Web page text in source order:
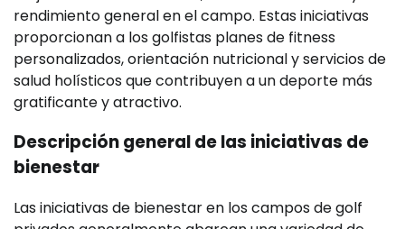
rendimiento general en el campo. Estas iniciativas
proporcionan a los golfistas planes de fitness
personalizados, orientación nutricional y servicios de
salud holísticos que contribuyen a un deporte más
gratificante y atractivo.
Descripción general de las iniciativas de
bienestar
Las iniciativas de bienestar en los campos de golf